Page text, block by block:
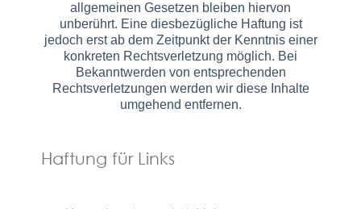
allgemeinen Gesetzen bleiben hiervon
unberührt. Eine diesbezügliche Haftung ist
jedoch erst ab dem Zeitpunkt der Kenntnis einer
konkreten Rechtsverletzung möglich. Bei
Bekanntwerden von entsprechenden
Rechtsverletzungen werden wir diese Inhalte
umgehend entfernen.
Haftung für Links